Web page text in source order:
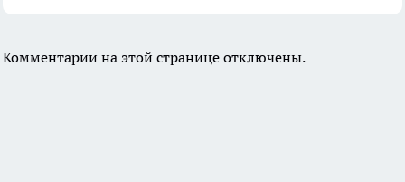
Комментарии на этой странице отключены.